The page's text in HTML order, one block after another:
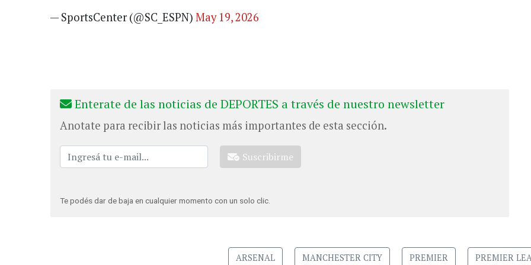
— SportsCenter (@SC_ESPN) May 19, 2026
Enterate de las noticias de DEPORTES a través de nuestro newsletter
Anotate para recibir las noticias más importantes de esta sección.
Suscribirme
Te podés dar de baja en cualquier momento con un solo clic.
ARSENAL MANCHESTER CITY PREMIER PREMIER